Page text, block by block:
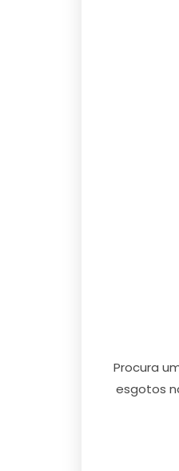
Procura
esgotos